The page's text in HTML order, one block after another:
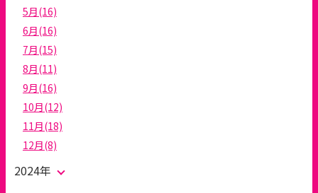
5月(16)
6月(16)
7月(15)
8月(11)
9月(16)
10月(12)
11月(18)
12月(8)
2024年